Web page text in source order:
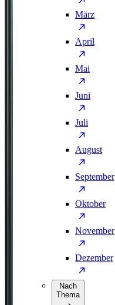
März
April
Mai
Juni
Juli
August
September
Oktober
November
Dezember
Nach
Thema